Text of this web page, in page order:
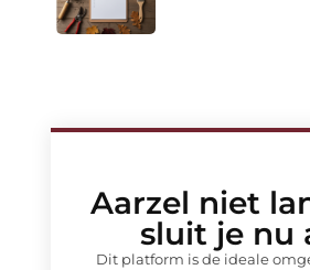
Aarzel niet
sluit je nu
Dit platform is de ideale